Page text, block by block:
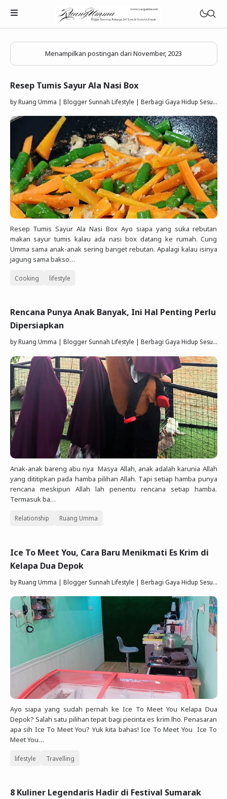
Parenting Islami
Rumah Tangga Muslimah
Lifestyle Keluarga Sunnah
Refleksi Muslimah
Review & Rekomendasi
Menampilkan postingan dari November, 2023
Resep Tumis Sayur Ala Nasi Box
byRuang Umma | Blogger Sunnah Lifestyle | Berbagi Gaya Hidup Sesuai Quran Sunnah
Resep Tumis Sayur Ala Nasi Box Ayo siapa yang suka rebutan
makan sayur tumis kalau ada nasi box datang ke rumah. Cung
Umma sama anak-anak sering banget rebutan. Apalagi kalau isinya
jagung sama bakso…
Cooking lifestyle
Rencana Punya Anak Banyak, Ini Hal Penting Perlu
Dipersiapkan
byRuang Umma | Blogger Sunnah Lifestyle | Berbagi Gaya Hidup Sesuai Quran Sunnah
Anak-anak bareng abu nya Masya Allah, anak adalah karunia Allah
yang dititipkan pada hamba pilihan Allah. Tapi setiap hamba punya
rencana meskipun Allah lah penentu rencana setiap hamba.
Termasuk ba…
Relationship Ruang Umma
Ice To Meet You, Cara Baru Menikmati Es Krim di
Kelapa Dua Depok
byRuang Umma | Blogger Sunnah Lifestyle | Berbagi Gaya Hidup Sesuai Quran Sunnah
Ayo siapa yang sudah pernah ke Ice To Meet You Kelapa Dua
Depok? Salah satu pilihan tepat bagi pecinta es krim lho. Penasaran
apa sih Ice To Meet You? Yuk kita bahas! Ice To Meet You Ice To
Meet You…
lifestyle Travelling
8 Kuliner Legendaris Hadir di Festival Sumarak